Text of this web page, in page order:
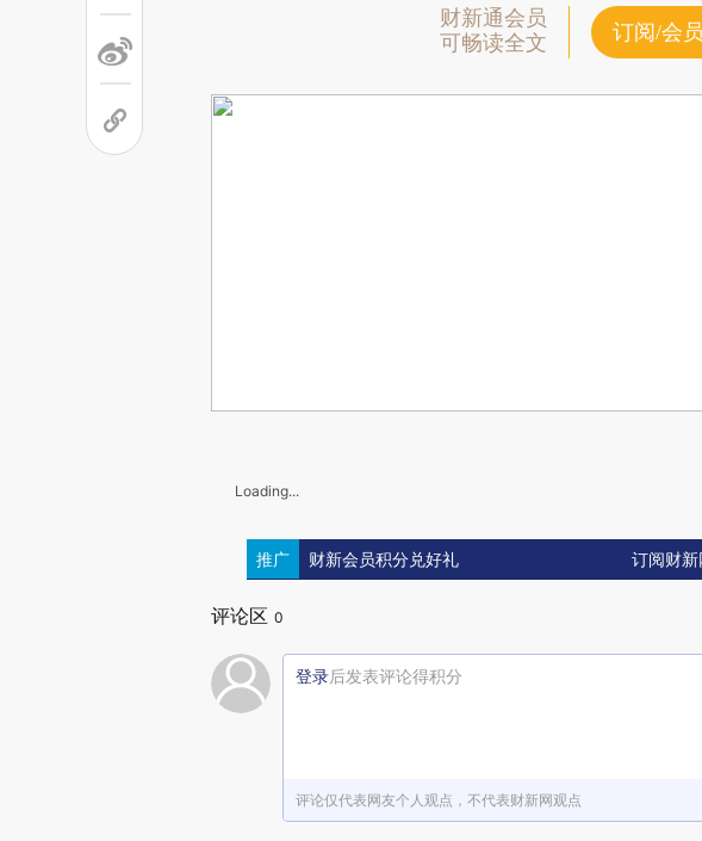
财新通会员
可畅读全文
订阅/会
Loading...
推广 财新会员积分兑好礼 订阅财
评论区 0
登录后发表评论得积分
评论仅代表网友个人观点，不代表财新网观点